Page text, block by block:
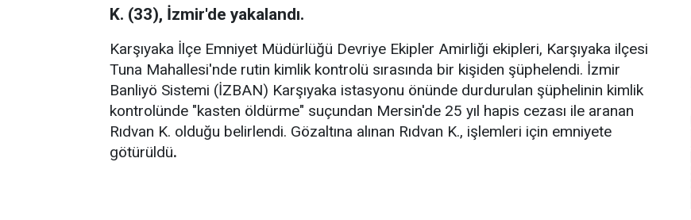
K. (33), İzmir'de yakalandı.
Karşıyaka İlçe Emniyet Müdürlüğü Devriye Ekipler Amirliği ekipleri, Karşıyaka ilçesi
Tuna Mahallesi'nde rutin kimlik kontrolü sırasında bir kişiden şüphelendi. İzmir
Banliyö Sistemi (İZBAN) Karşıyaka istasyonu önünde durdurulan şüphelinin kimlik
kontrolünde "kasten öldürme" suçundan Mersin'de 25 yıl hapis cezası ile aranan
Rıdvan K. olduğu belirlendi. Gözaltına alınan Rıdvan K., işlemleri için emniyete
götürüldü.